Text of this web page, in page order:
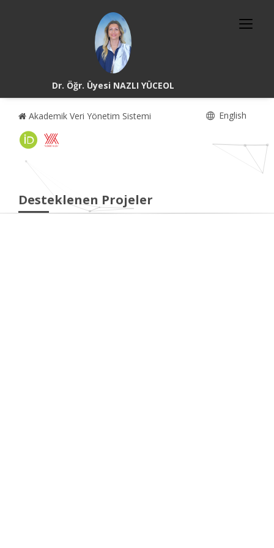
Dr. Öğr. Üyesi NAZLI YÜCEOL
Akademik Veri Yönetim Sistemi English
Desteklenen Projeler